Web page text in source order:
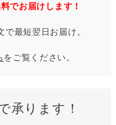
でお届けします！
最短翌日お届け。
をご覧ください。
承ります！